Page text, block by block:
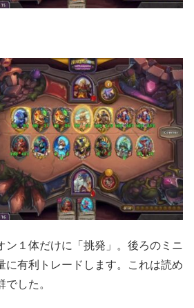
ン１体だけに「挑発」。後ろのミニ
に有利トレードします。これは読め
した。